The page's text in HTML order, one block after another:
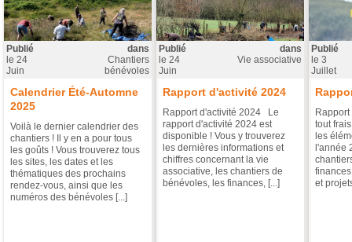
Publié
le 24
Juin
dans
Chantiers
bénévoles
Calendrier Été-Automne
2025
Voilà le dernier calendrier des
chantiers ! Il y en a pour tous
les goûts ! Vous trouverez tous
les sites, les dates et les
thématiques des prochains
rendez-vous, ainsi que les
numéros des bénévoles [...]
Publié
le 24
Juin
dans
Vie associative
Rapport d'activité 2024
Rapport d'activité 2024 Le
rapport d'activité 2024 est
disponible ! Vous y trouverez
les dernières informations et
chiffres concernant la vie
associative, les chantiers de
bénévoles, les finances, [...]
Publié
le 3
Juillet
tout
les
l'année
et